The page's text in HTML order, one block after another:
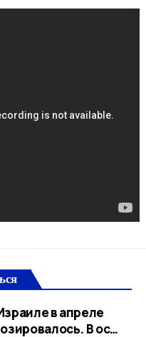
в апреле
В ос…